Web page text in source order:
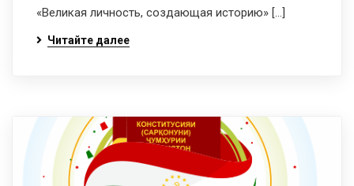
«Великая личность, создающая историю» […]
Читайте далее